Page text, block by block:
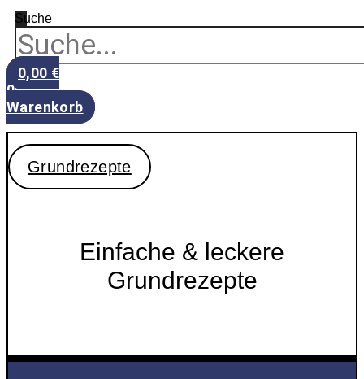
Suche
0,00 €
0
Warenkorb
Grundrezepte
Einfache & leckere
Grundrezepte